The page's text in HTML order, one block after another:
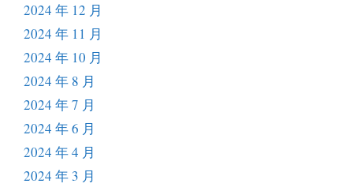
2024 年 12 月
2024 年 11 月
2024 年 10 月
2024 年 8 月
2024 年 7 月
2024 年 6 月
2024 年 4 月
2024 年 3 月